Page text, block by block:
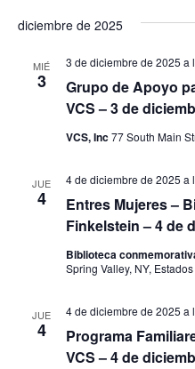
diciembre de 2025
MIÉ
3
Grupo de Apoyo
VCS – 3 de
3 de diciembre de 2025 a
VCS, Inc77 South Main
JUE
4
Entres Mujeres –
Finkelstein – 4 de
4 de diciembre de 2025 a
Biblioteca
Spring Valley, NY,
JUE
4
Programa
VCS – 4 de
4 de diciembre de 2025 a